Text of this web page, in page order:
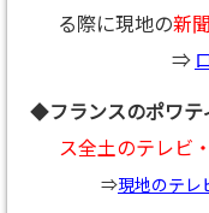
る際に現地の新
⇒
◆フランスのポワテ
ス全土のテレビ
⇒現地のテレ